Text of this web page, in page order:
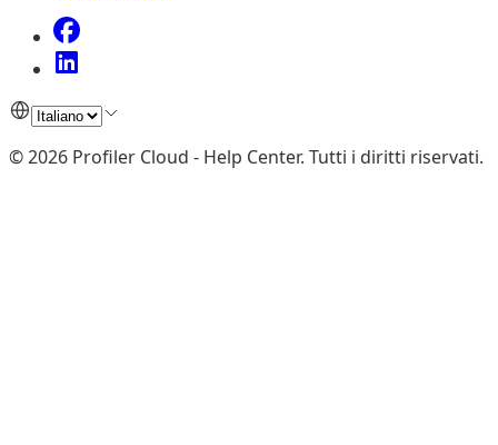
©2026 Profiler Cloud - Help Center. Tutti i diritti riservati.